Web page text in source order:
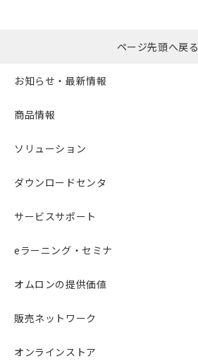
ページ先頭へ戻る
お知らせ・最新情報
商品情報
ソリューション
ダウンロードセンタ
サービスサポート
eラーニング・セミナ
オムロンの提供価値
販売ネットワーク
オンラインストア